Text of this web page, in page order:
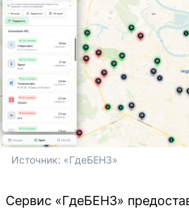
Источник: «ГдеБЕНЗ»
Сервис «ГдеБЕНЗ»